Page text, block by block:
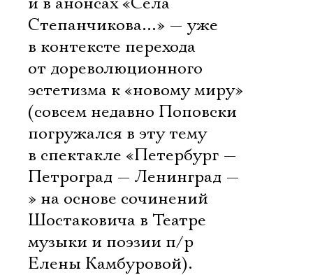
Степанчикова…» — уже
в контексте перехода
от дореволюционного
эстетизма к «новому миру»
(совсем недавно Поповски
погружался в эту тему
в спектакле «Петербург —
Петроград — Ленинград —
» на основе сочинений
Шостаковича в Театре
музыки и поэзии п/р
Елены Камбуровой).